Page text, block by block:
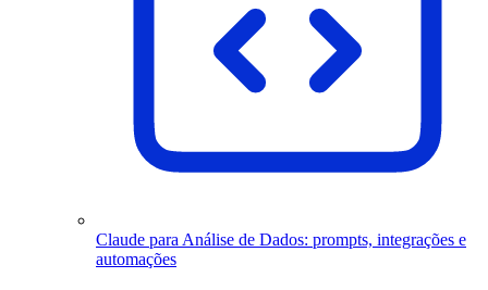
Claude para Análise de Dados: prompts, integrações e
automações